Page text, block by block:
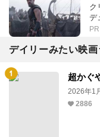
ク
デ
PR
デイリーみたい映
超かぐ
2026年1
2886